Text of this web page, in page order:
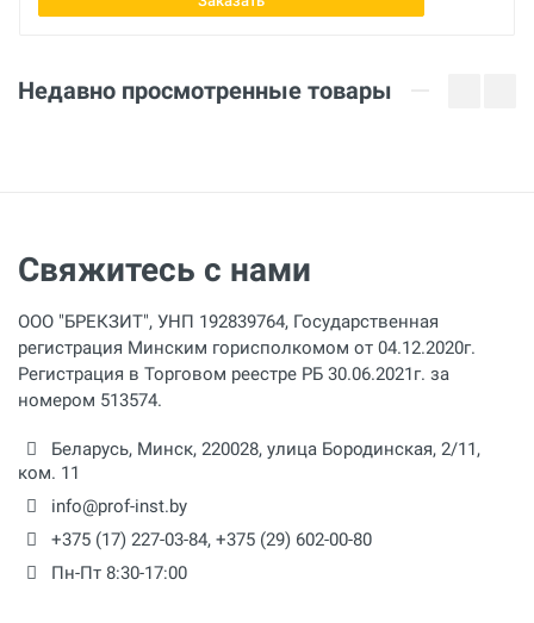
Отправить отзыв
Недавно просмотренные товары
Свяжитесь с нами
ООО "БРЕКЗИТ", УНП 192839764, Государственная
регистрация Минским горисполкомом от 04.12.2020г.
Регистрация в Торговом реестре РБ 30.06.2021г. за
номером 513574.
Беларусь, Минск, 220028, улица Бородинская, 2/11,
ком. 11
info@prof-inst.by
+375 (17) 227-03-84, +375 (29) 602-00-80
Пн-Пт 8:30-17:00